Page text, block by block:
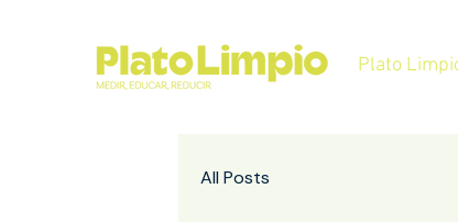
Plato
All Posts